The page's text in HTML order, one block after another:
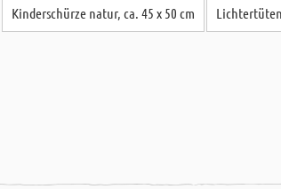
Kinderschürze natur, ca. 45 x 50 cm Lichtertüten